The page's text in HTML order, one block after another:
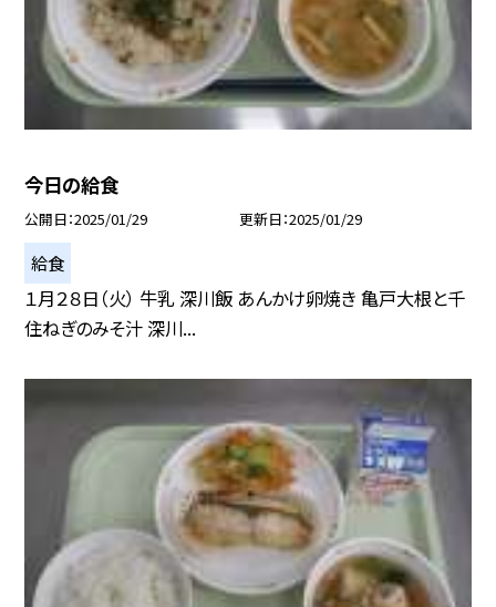
今日の給食
公開日 2025/01/29 更新日 2025/01/29
給食
１月２８日（火） 牛乳 深川飯 あんかけ卵焼き 亀戸大根と千
住ねぎのみそ汁 深川...